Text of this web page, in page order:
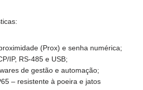
(Prox) e senha numérica;
IP, RS-485 e USB;
de gestão e automação;
– resistente à poeira e jatos